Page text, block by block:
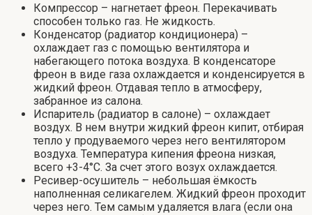
Компрессор – нагнетает фреон. Перекачивать
способен только газ. Не жидкость.
Конденсатор (радиатор кондиционера) –
охлаждает газ с помощью вентилятора и
набегающего потока воздуха. В конденсаторе
фреон в виде газа охлаждается и конденсируется в
жидкий фреон. Отдавая тепло в атмосферу,
забранное из салона.
Испаритель (радиатор в салоне) – охлаждает
воздух. В нем внутри жидкий фреон кипит, отбирая
тепло у продуваемого через него вентилятором
воздуха. Температура кипения фреона низкая,
всего +3-4°С. За счет этого возух охлаждается.
Ресивер-осушитель – небольшая ёмкость
наполненная селикагелем. Жидкий фреон проходит
через него. Тем самым удаляется влага (если она